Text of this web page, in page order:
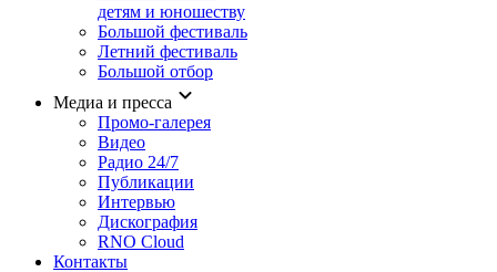
детям и юношеству
Большой фестиваль
Летний фестиваль
Большой отбор
Медиа и пресса
Промо-галерея
Видео
Радио 24/7
Публикации
Интервью
Дискография
RNO Cloud
Контакты